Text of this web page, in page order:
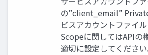
の”client_email”
ビスアカウントファイ
Scopeに関してはAPIの
適切に設定してください